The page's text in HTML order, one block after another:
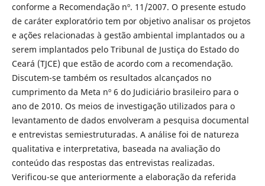
conforme a Recomendação nº. 11/2007. O presente estudo
de caráter exploratório tem por objetivo analisar os projetos
e ações relacionadas à gestão ambiental implantados ou a
serem implantados pelo Tribunal de Justiça do Estado do
Ceará (TJCE) que estão de acordo com a recomendação.
Discutem-se também os resultados alcançados no
cumprimento da Meta nº 6 do Judiciário brasileiro para o
ano de 2010. Os meios de investigação utilizados para o
levantamento de dados envolveram a pesquisa documental
e entrevistas semiestruturadas. A análise foi de natureza
qualitativa e interpretativa, baseada na avaliação do
conteúdo das respostas das entrevistas realizadas.
Verificou-se que anteriormente a elaboração da referida